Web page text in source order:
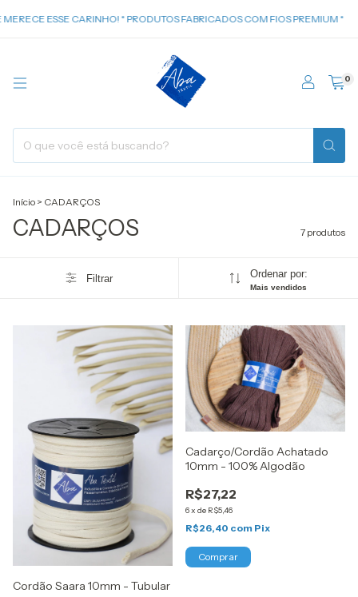
ESSE CARINHO! * PRODUTOS FABRICADOS COM FIOS PREMIUM *
0
Início > CADARÇOS
CADARÇOS 7 produtos
Filtrar Ordenar por:
Mais vendidos
Cordão Saara 10mm - Tubular
Cadarço/Cordão Achatado
10mm - 100% Algodão
R$27,22
6x de R$5,46
R$26,40 com Pix
Comprar